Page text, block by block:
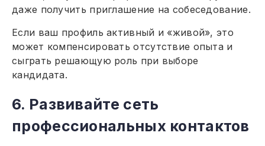
даже получить приглашение на собеседование.
Если ваш профиль активный и «живой», это
может компенсировать отсутствие опыта и
сыграть решающую роль при выборе
кандидата.
6. Развивайте сеть
профессиональных контактов